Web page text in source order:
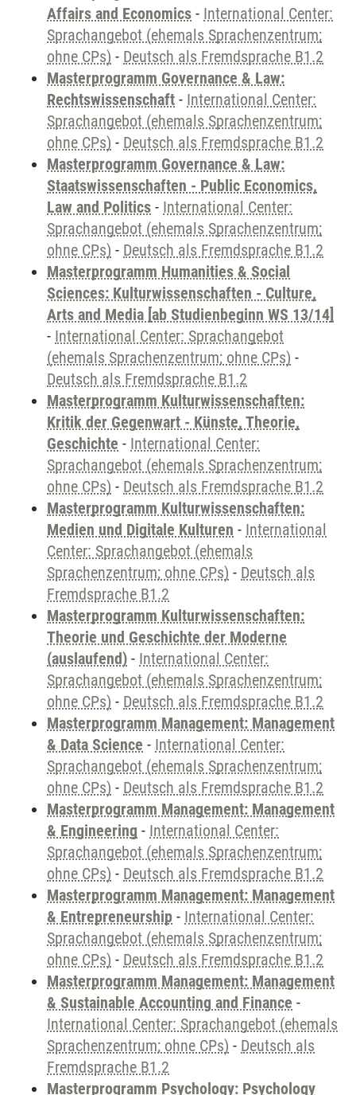
Affairs and Economics - International Center:
Sprachangebot (ehemals Sprachenzentrum;
ohne CPs) - Deutsch als Fremdsprache B1.2
Masterprogramm Governance & Law:
Rechtswissenschaft - International Center:
Sprachangebot (ehemals Sprachenzentrum;
ohne CPs) - Deutsch als Fremdsprache B1.2
Masterprogramm Governance & Law:
Staatswissenschaften - Public Economics,
Law and Politics - International Center:
Sprachangebot (ehemals Sprachenzentrum;
ohne CPs) - Deutsch als Fremdsprache B1.2
Masterprogramm Humanities & Social
Sciences: Kulturwissenschaften - Culture,
Arts and Media [ab Studienbeginn WS 13/14]
- International Center: Sprachangebot
(ehemals Sprachenzentrum; ohne CPs) -
Deutsch als Fremdsprache B1.2
Masterprogramm Kulturwissenschaften:
Kritik der Gegenwart - Künste, Theorie,
Geschichte - International Center:
Sprachangebot (ehemals Sprachenzentrum;
ohne CPs) - Deutsch als Fremdsprache B1.2
Masterprogramm Kulturwissenschaften:
Medien und Digitale Kulturen - International
Center: Sprachangebot (ehemals
Sprachenzentrum; ohne CPs) - Deutsch als
Fremdsprache B1.2
Masterprogramm Kulturwissenschaften:
Theorie und Geschichte der Moderne
(auslaufend) - International Center:
Sprachangebot (ehemals Sprachenzentrum;
ohne CPs) - Deutsch als Fremdsprache B1.2
Masterprogramm Management: Management
& Data Science - International Center:
Sprachangebot (ehemals Sprachenzentrum;
ohne CPs) - Deutsch als Fremdsprache B1.2
Masterprogramm Management: Management
& Engineering - International Center:
Sprachangebot (ehemals Sprachenzentrum;
ohne CPs) - Deutsch als Fremdsprache B1.2
Masterprogramm Management: Management
& Entrepreneurship - International Center:
Sprachangebot (ehemals Sprachenzentrum;
ohne CPs) - Deutsch als Fremdsprache B1.2
Masterprogramm Management: Management
& Sustainable Accounting and Finance -
International Center: Sprachangebot (ehemals
Sprachenzentrum; ohne CPs) - Deutsch als
Fremdsprache B1.2
Masterprogramm Psychology: Psychology